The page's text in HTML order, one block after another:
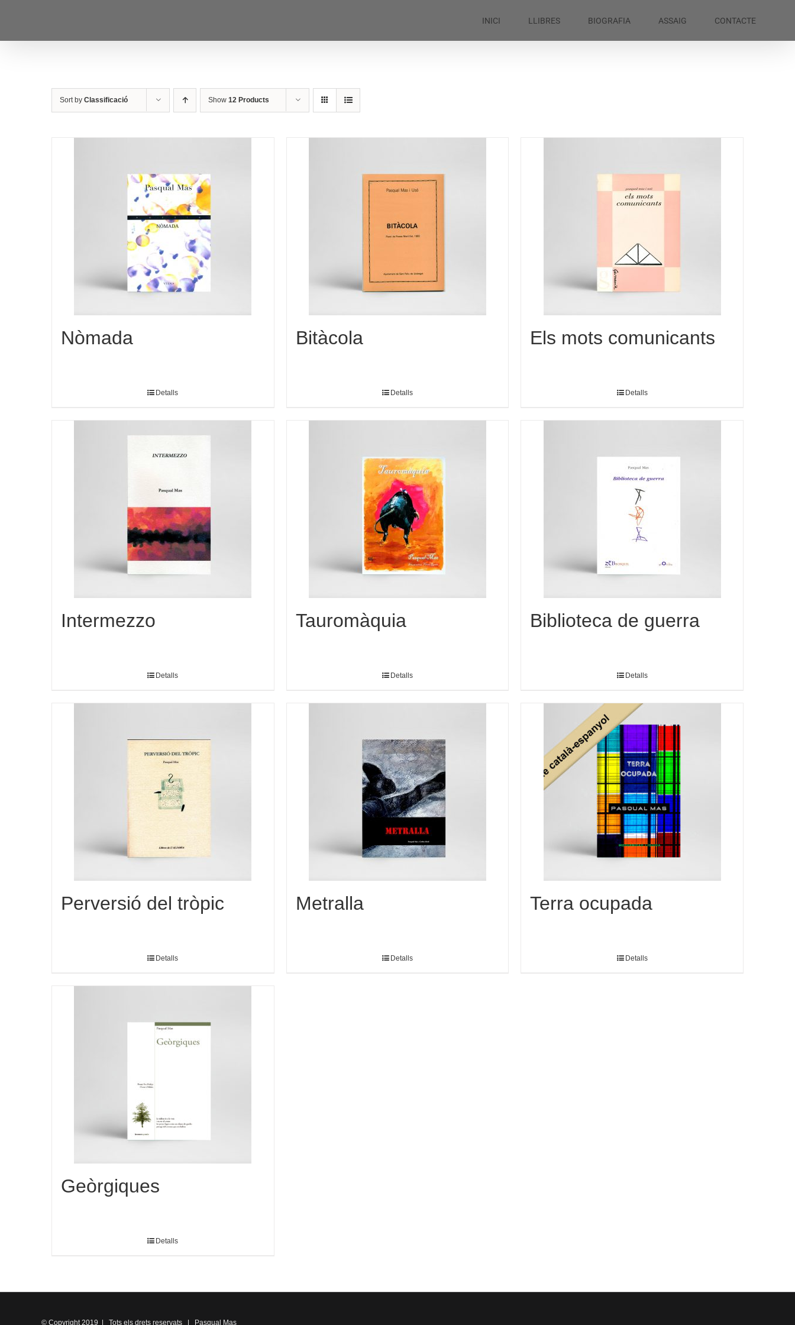
content
INICI LLIBRES BIOGRAFIA ASSAIG CONTACTE
Sort by Classificació Show 12 Products
Nòmada
Detalls
Bitàcola
Detalls
Els mots comunicants
Detalls
Intermezzo
Detalls
Tauromàquia
Detalls
Biblioteca de guerra
Detalls
Perversió del tròpic
Detalls
Metralla
Detalls
Terra ocupada
Detalls
Geòrgiques
Detalls
© Copyright 2019 | Tots els drets reservats | Pasqual Mas